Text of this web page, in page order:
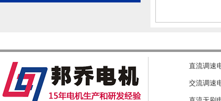
直流调速
交流调速